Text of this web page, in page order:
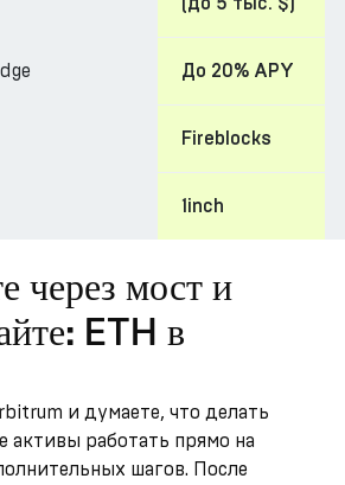
До 20% APY
Fireblocks
1inch
через мост и
ETH в
и думаете, что делать
активы работать прямо на
шагов. После